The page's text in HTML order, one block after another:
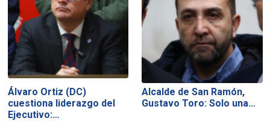
Álvaro Ortiz (DC)
cuestiona liderazgo del
Ejecutivo:…
Alcalde de San Ramón,
Gustavo Toro: Solo una…